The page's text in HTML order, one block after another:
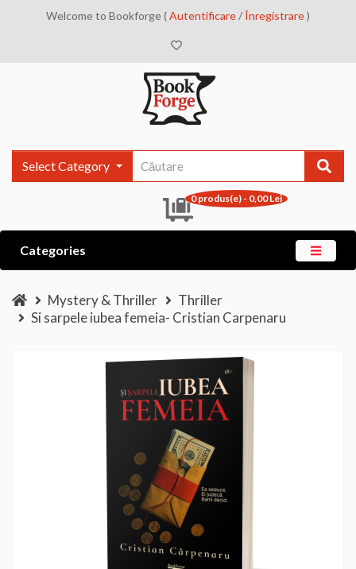
Welcome to Bookforge (Autentificare/Înregistrare)
Select Category
0 produs(e) - 0,00 Lei
Categories
Mystery & Thriller
Thriller
Si sarpele iubea femeia- Cristian Carpenaru